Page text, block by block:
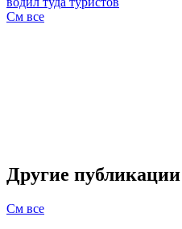
См все
Другие публикации
См все